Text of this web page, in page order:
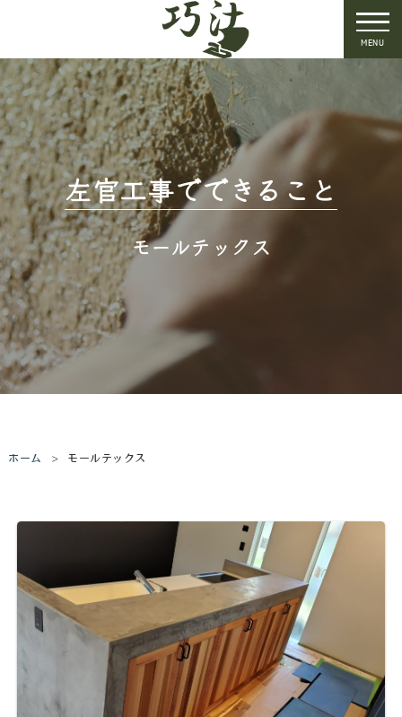
MENU
左官工事でできること
モールテックス
ホーム モールテックス